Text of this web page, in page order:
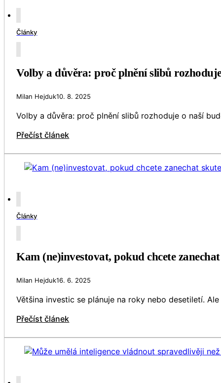
Články
Volby a důvěra: proč plnění slibů
Milan Hejduk10. 8. 2025
Volby a důvěra: proč plnění slibů rozhoduje o naší
Přečíst článek
Články
Kam (ne)investovat, pokud chcete
Milan Hejduk16. 6. 2025
Většina investic se plánuje na roky nebo desetiletí.
Přečíst článek